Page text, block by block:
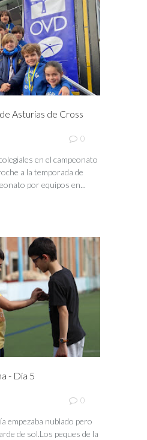
Asturias de Cross
0
en el campeonato
a la temporada de
por equipos en...
- Día 5
0
empezaba nublado pero
de sol.Los peques de la